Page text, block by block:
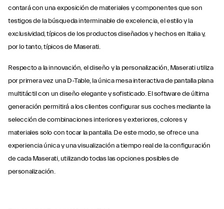
contará con una exposición de materiales y componentes que son
testigos de la búsqueda interminable de excelencia, el estilo y la
exclusividad, típicos de los productos diseñados y hechos en Italia y,
por lo tanto, típicos de Maserati.
Respecto a la innovación, el diseño y la personalización, Maserati utiliza
por primera vez una D-Table, la única mesa interactiva de pantalla plana
multitáctil con un diseño elegante y sofisticado. El software de última
generación permitirá a los clientes configurar sus coches mediante la
selección de combinaciones interiores y exteriores, colores y
materiales solo con tocar la pantalla. De este modo, se ofrece una
experiencia única y una visualización a tiempo real de la configuración
de cada Maserati, utilizando todas las opciones posibles de
personalización.